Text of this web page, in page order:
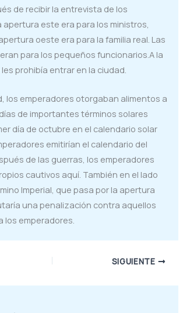
de recibir la entrevista de los
apertura este era para los ministros,
oeste era para la familia real. Las
para los pequeños funcionarios.A la
prohibía entrar en la ciudad.
los emperadores otorgaban alimentos a
de importantes términos solares
día de octubre en el calendario solar
emitirían el calendario del
de las guerras, los emperadores
cautivos aquí. También en el lado
Imperial, que pasa por la apertura
una penalización contra aquellos
los emperadores.
SIGUIENTE